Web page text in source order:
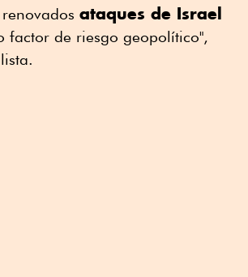
ataques de Israel
factor de riesgo geopolítico",